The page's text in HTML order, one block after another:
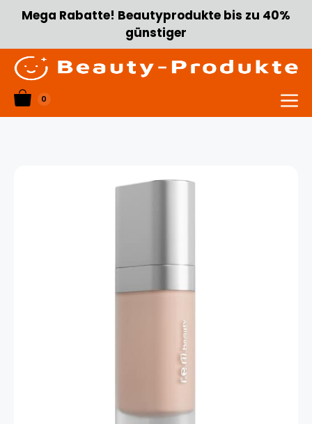
Zum
Inhalt
Mega Rabatte! Beautyprodukte bis zu 40%
günstiger
0
Menü